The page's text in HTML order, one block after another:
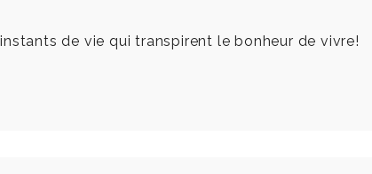
de vie qui transpirent le bonheur de vivre!